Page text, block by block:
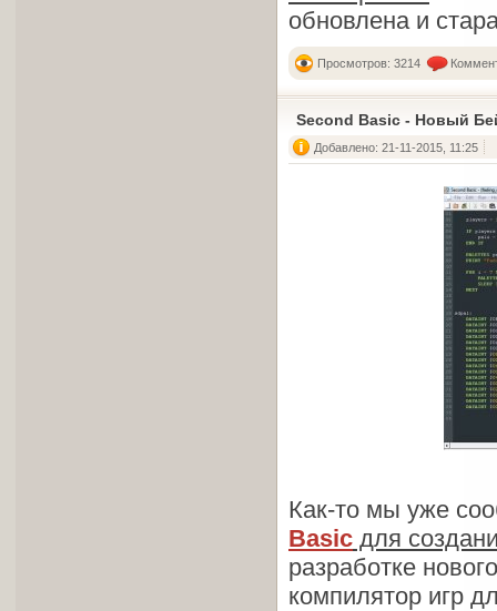
обновлена и
Просмотров: 3214
Second Basic - Новый
Добавлено: 21-11-2015, 11:25
Как-то мы уже
Basic для
разработке
компилятор игр